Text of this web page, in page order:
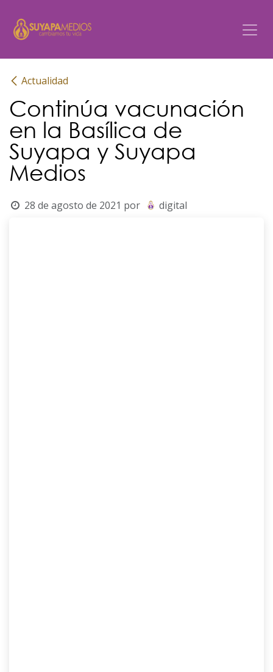
Actualidad
Continúa vacunación
en la Basílica de
Suyapa y Suyapa
Medios
28 de agosto de 2021 por digital